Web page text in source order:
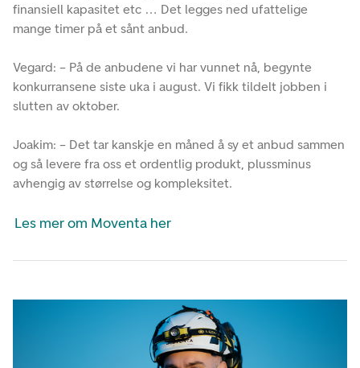
finansiell kapasitet etc … Det legges ned ufattelige
mange timer på et sånt anbud.
Vegard: – På de anbudene vi har vunnet nå, begynte
konkurransene siste uka i august. Vi fikk tildelt jobben i
slutten av oktober.
Joakim: – Det tar kanskje en måned å sy et anbud sammen
og så levere fra oss et ordentlig produkt, plussminus
avhengig av størrelse og kompleksitet.
Les mer om Moventa her